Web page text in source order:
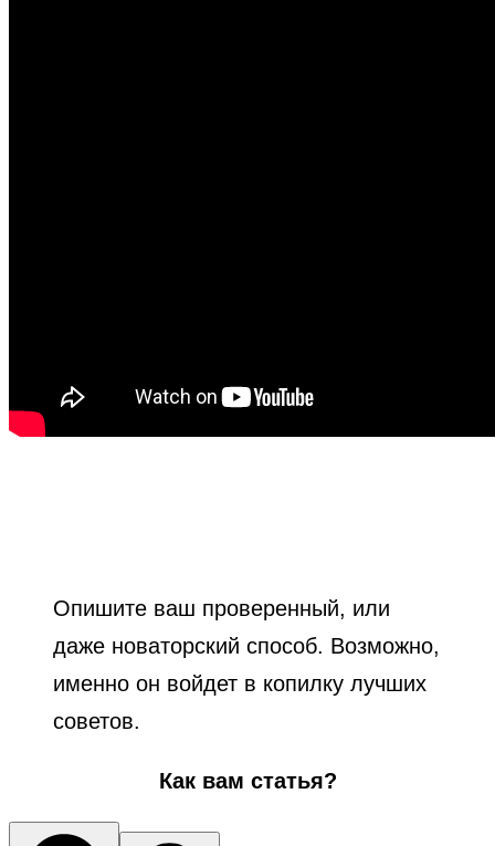
Опишите ваш проверенный, или
даже новаторский способ. Возможно,
именно он войдет в копилку лучших
советов.
Как вам статья?